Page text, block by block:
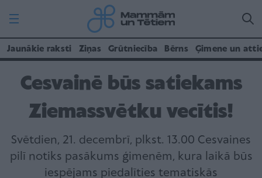
Jaunākie raksti Ziņas Grūtniecība Bērns Ģimene un
Cesvainē būs satiekams
Ziemassvētku vecītis!
Svētdien, 21. decembrī, plkst. 13.00 Cesvaines
pilī notiks pasākums ģimenēm, kura laikā būs
iespējams piedalīties tematiskās